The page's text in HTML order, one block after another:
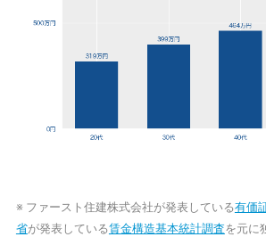
※ ファースト住建株式会社が発表している有価
省が発表している賃金構造基本統計調査を元に